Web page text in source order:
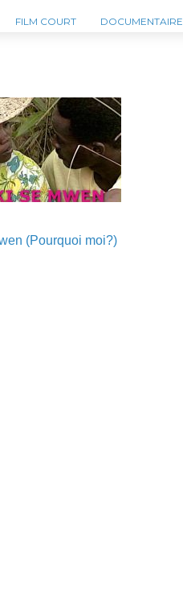
FILM COURT DOCUMENTAIRE
(Pourquoi moi?)